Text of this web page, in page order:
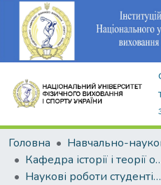
Головна
Кафедра історії і
Наукові роботи студентів і аспірантів